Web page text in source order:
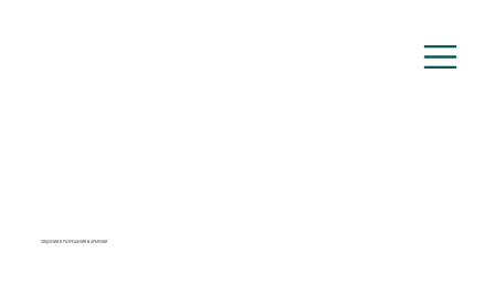
ЛИЦЕНЗИИ И РАЗРЕШЕНИЯ В АРМЕНИИ